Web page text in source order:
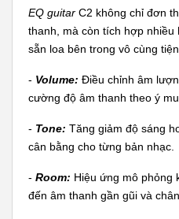
EQ guitar C2 không chỉ đơn
thanh, mà còn tích hợp
sẵn loa bên trong vô cùng
- Volume: Điều chỉnh âm
cường độ âm thanh theo ý
- Tone: Tăng giảm độ sáng
cân bằng cho từng bản nhạc.
- Room: Hiệu ứng mô phỏng
đến âm thanh gần gũi và